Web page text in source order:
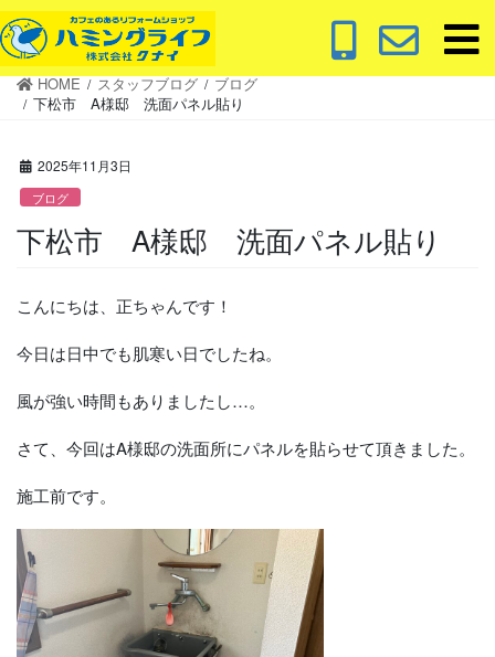
コ
ン
テ
ナ
ビ
ゲ
HOME スタッフブログ
ブログ
下松市 A様邸 洗面パネル貼り
2025年11月3日
ブログ
下松市 A様邸 洗面パネル貼り
こんにちは、正ちゃんです！
今日は日中でも肌寒い日でしたね。
風が強い時間もありましたし…。
さて、今回はA様邸の洗面所にパネルを貼らせて頂きました。
施工前です。